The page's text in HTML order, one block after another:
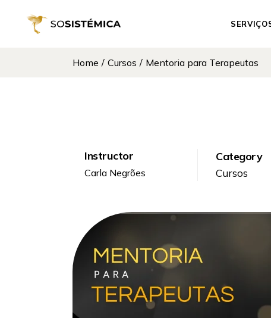
Home Cursos Mentoria para Terapeutas
Instructor
Carla Negrões
Category
Cursos